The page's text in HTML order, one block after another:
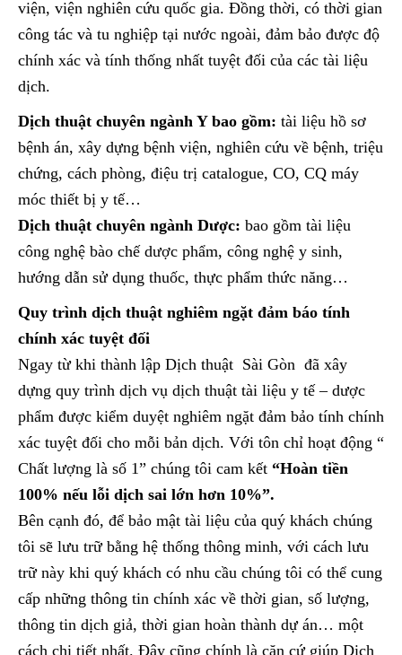
viện, viện nghiên cứu quốc gia. Đồng thời, có thời gian
công tác và tu nghiệp tại nước ngoài, đảm bảo được độ
chính xác và tính thống nhất tuyệt đối của các tài liệu
dịch.
Dịch thuật chuyên ngành Y bao gồm: tài liệu hồ sơ
bệnh án, xây dựng bệnh viện, nghiên cứu về bệnh, triệu
chứng, cách phòng, điệu trị catalogue, CO, CQ máy
móc thiết bị y tế…
Dịch thuật chuyên ngành Dược: bao gồm tài liệu
công nghệ bào chế dược phẩm, công nghệ y sinh,
hướng dẫn sử dụng thuốc, thực phẩm thức năng…
Quy trình dịch thuật nghiêm ngặt đảm báo tính
chính xác tuyệt đối
Ngay từ khi thành lập Dịch thuật Sài Gòn đã xây
dựng quy trình dịch vụ dịch thuật tài liệu y tế – dược
phẩm được kiểm duyệt nghiêm ngặt đảm bảo tính chính
xác tuyệt đối cho mỗi bản dịch. Với tôn chỉ hoạt động “
Chất lượng là số 1” chúng tôi cam kết “Hoàn tiền
100% nếu lỗi dịch sai lớn hơn 10%”.
Bên cạnh đó, để bảo mật tài liệu của quý khách chúng
tôi sẽ lưu trữ bằng hệ thống thông minh, với cách lưu
trữ này khi quý khách có nhu cầu chúng tôi có thể cung
cấp những thông tin chính xác về thời gian, số lượng,
thông tin dịch giả, thời gian hoàn thành dự án… một
cách chi tiết nhất. Đây cũng chính là căn cứ giúp Dịch